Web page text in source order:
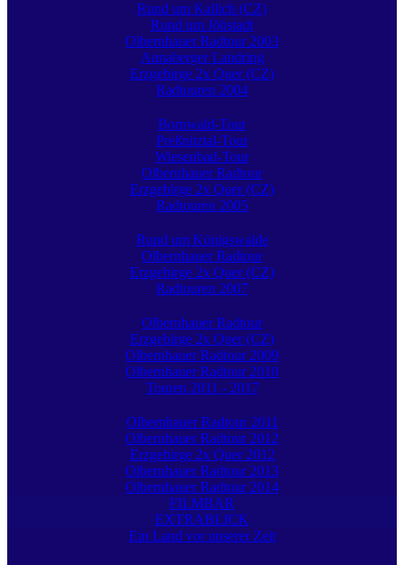
Rund um Kallich (CZ)
Rund um Jöhstadt
Olbernhauer Radtour 2003
Annaberger Landring
Erzgebirge 2x Quer (CZ)
Radtouren 2004
Bornwald-Tour
Preßnitztal-Tour
Wiesenbad-Tour
Olbernhauer Radtour
Erzgebirge 2x Quer (CZ)
Radtouren 2005
Rund um Königswalde
Olbernhauer Radtour
Erzgebirge 2x Quer (CZ)
Radtouren 2007
Olbernhauer Radtour
Erzgebirge 2x Quer (CZ)
Olbernhauer Radtour 2009
Olbernhauer Radtour 2010
Touren 2011 - 2017
Olbernhauer Radtour 2011
Olbernhauer Radtour 2012
Erzgebirge 2x Quer 2012
Olbernhauer Radtour 2013
Olbernhauer Radtour 2014
FILMBAR
EXTRABLICK
Ein Land vor unserer Zeit